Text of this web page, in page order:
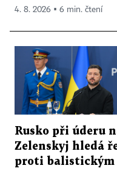
4. 8. 2026 ▪ 6 min. čtení
Rusko při úderu
Zelenskyj hledá
proti balistickým